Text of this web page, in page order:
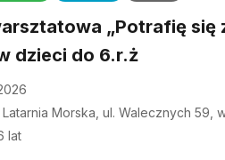
„Potrafię się
dzieci do 6.r.ż
Morska, ul. Walecznych 59,
lat